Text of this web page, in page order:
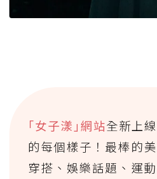
｢女子漾｣網站全新上
的每個樣子！最棒的
穿搭、娛樂話題、運